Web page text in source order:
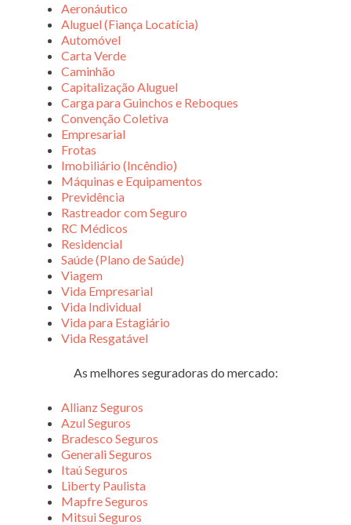
Aeronáutico
Aluguel (Fiança Locatícia)
Automóvel
Carta Verde
Caminhão
Capitalização Aluguel
Carga para Guinchos e Reboques
Convenção Coletiva
Empresarial
Frotas
Imobiliário (Incêndio)
Máquinas e Equipamentos
Previdência
Rastreador com Seguro
RC Médicos
Residencial
Saúde (Plano de Saúde)
Viagem
Vida Empresarial
Vida Individual
Vida para Estagiário
Vida Resgatável
As melhores seguradoras do mercado:
Allianz Seguros
Azul Seguros
Bradesco Seguros
Generali Seguros
Itaú Seguros
Liberty Paulista
Mapfre Seguros
Mitsui Seguros